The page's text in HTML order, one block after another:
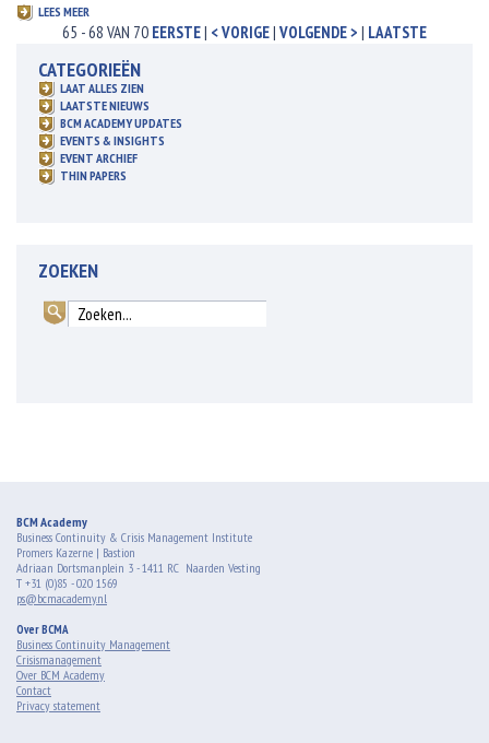
LEES MEER
65 - 68 VAN 70 EERSTE| < VORIGE| VOLGENDE > | LAATSTE
CATEGORIEËN
LAAT ALLES ZIEN
LAATSTE NIEUWS
BCM ACADEMY UPDATES
EVENTS & INSIGHTS
EVENT ARCHIEF
THIN PAPERS
ZOEKEN
BCM Academy
Business Continuity & Crisis Management Institute
Promers Kazerne | Bastion
Adriaan Dortsmanplein 3 - 1411 RC Naarden Vesting
T +31 (0)85 - 020 1569
ps@bcmacademy.nl
Over BCMA
Business Continuity Management
Crisismanagement
Over BCM Academy
Contact
Privacy statement